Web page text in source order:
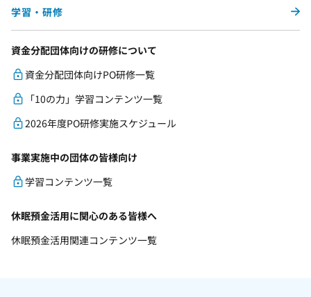
学習・研修
資金分配団体向けの研修について
資金分配団体向けPO研修一覧
「10の力」学習コンテンツ一覧
2026年度PO研修実施スケジュール
事業実施中の団体の皆様向け
学習コンテンツ一覧
休眠預金活用に関心のある皆様へ
休眠預金活用関連コンテンツ一覧